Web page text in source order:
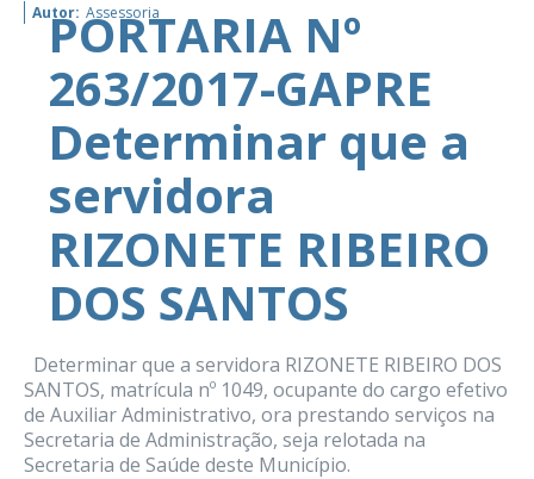
Autor: Assessoria
PORTARIA Nº
263/2017-GAPRE
Determinar que a
servidora
RIZONETE RIBEIRO
DOS SANTOS
Determinar que a servidora RIZONETE RIBEIRO DOS
SANTOS, matrícula nº 1049, ocupante do cargo efetivo
de Auxiliar Administrativo, ora prestando serviços na
Secretaria de Administração, seja relotada na
Secretaria de Saúde deste Município.